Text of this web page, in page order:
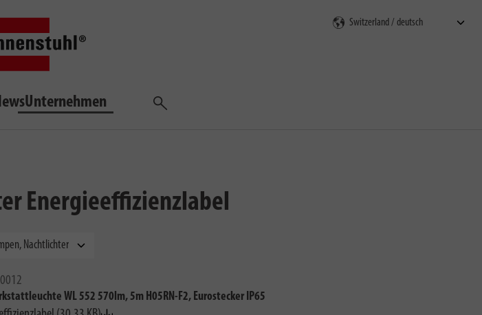
Unternehmen
Suchen
Energieeffizienzlabel
WL 552 570lm, 5m H05RN-F2, Eurostecker IP65